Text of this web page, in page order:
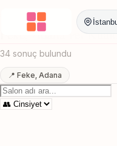
Anasayfa / Adana Feke
Feke, Adana Pet
34 sonuç bulundu
📍 Feke, Adana